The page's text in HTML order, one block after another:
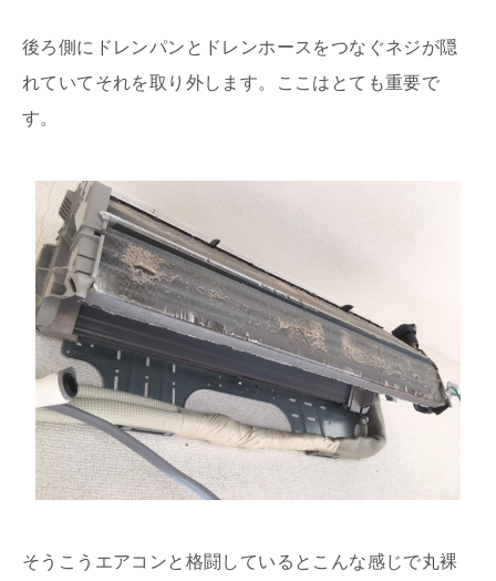
後ろ側にドレンパンとドレンホースをつなぐネジが隠
れていてそれを取り外します。ここはとても重要で
す。
そうこうエアコンと格闘しているとこんな感じで丸裸